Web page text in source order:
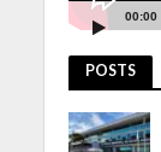
00:00
POSTS